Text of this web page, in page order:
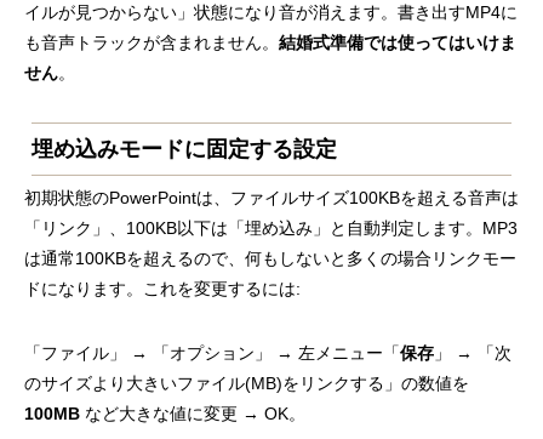
イルが見つからない」状態になり音が消えます。書き出すMP4に
も音声トラックが含まれません。 結婚式準備では使ってはいけま
せん。
埋め込みモードに固定する設定
初期状態のPowerPointは、ファイルサイズ100KBを超える音声は
「リンク」、100KB以下は「埋め込み」と自動判定します。MP3
は通常100KBを超えるので、何もしないと多くの場合リンクモー
ドになります。これを変更するには:
「ファイル」 → 「オプション」 → 左メニュー「保存 」 → 「次
のサイズより大きいファイル(MB)をリンクする」の数値を
100MB など大きな値に変更 → OK。